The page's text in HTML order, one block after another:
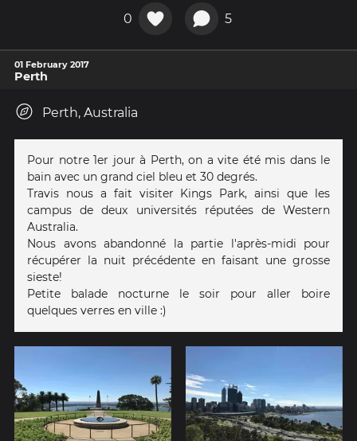
0 5
01 February 2017
Perth
Perth, Australia
Pour notre 1er jour à Perth, on a vite été mis dans le
bain avec un grand ciel bleu et 30 degrés.
Travis nous a fait visiter Kings Park, ainsi que les
campus de deux universités réputées de Western
Australia.
Nous avons abandonné la partie l'après-midi pour
récupérer la nuit précédente en faisant une grosse
sieste!
Petite balade nocturne le soir pour aller boire
quelques verres en ville :)